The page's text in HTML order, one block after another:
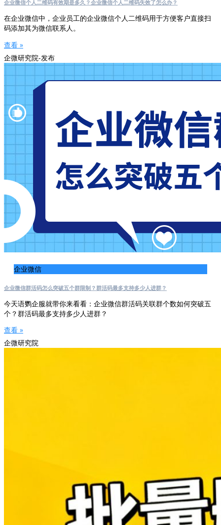
企业微信个人二维码有效期是多久？企业微信个人二维码失效了怎么办？
在企业微信中，企业员工的企业微信个人二维码用于方便客户直接扫
码添加其为微信联系人。
查看 »
企微研究院-发布
企业微信
企业微信群活码怎么突破五个群限制？群活码最多支持多少人进群？
今天语鹦企服就带你来看看：企业微信群活码关联群个数如何突破五
个？群活码最多支持多少人进群？
查看 »
企微研究院